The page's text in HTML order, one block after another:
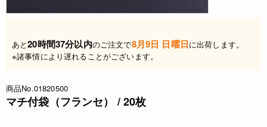
あと20時間37分以内のご注文で8月9日 日曜日に出荷します。
※諸事情により遅れることがございます。
商品No.01820500
マチ付袋（フランセ） / 20枚